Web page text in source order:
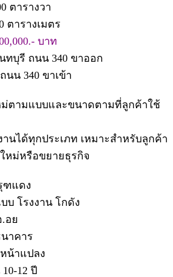
ตารางวา
ตารางเมตร
บาท
ทบุรี ถนน 340 ขาออก
น 340 ขาเข้า
ม่ตามแบบและขนาดตามที่ลูกค้าใช้
นได้ทุกประเภท เหมาะสำหรับลูกค้า
หม่หรือขยายธุรกิจ
ฑแดง
บ โรงงาน โกดัง
อย
าคาร
น้าแปลง
12 ปี